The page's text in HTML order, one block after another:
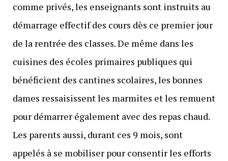
comme privés, les enseignants sont instruits au
démarrage effectif des cours dès ce premier jour
de la rentrée des classes. De même dans les
cuisines des écoles primaires publiques qui
bénéficient des cantines scolaires, les bonnes
dames ressaisissent les marmites et les remuent
pour démarrer également avec des repas chaud.
Les parents aussi, durant ces 9 mois, sont
appelés à se mobiliser pour consentir les efforts